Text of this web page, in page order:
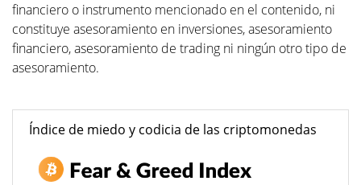
financiero o instrumento mencionado en el contenido, ni
constituye asesoramiento en inversiones, asesoramiento
financiero, asesoramiento de trading ni ningún otro tipo de
asesoramiento.
Índice de miedo y codicia de las criptomonedas